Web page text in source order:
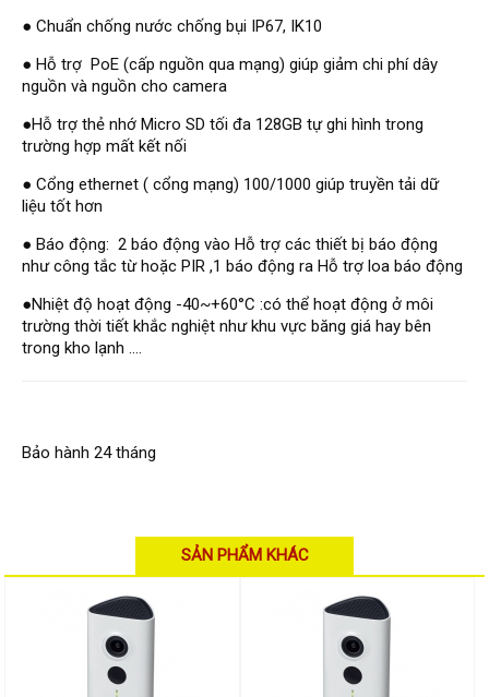
● Chuẩn chống nước chống bụi IP67, IK10
● Hỗ trợ PoE (cấp nguồn qua mạng) giúp giảm chi phí dây
nguồn và nguồn cho camera
●Hỗ trợ thẻ nhớ Micro SD tối đa 128GB tự ghi hình trong
trường hợp mất kết nối
● Cổng ethernet ( cổng mạng) 100/1000 giúp truyền tải dữ
liệu tốt hơn
● Báo động: 2 báo động vào Hỗ trợ các thiết bị báo động
như công tắc từ hoặc PIR ,1 báo động ra Hỗ trợ loa báo động
●Nhiệt độ hoạt động -40~+60°C :có thể hoạt động ở môi
trường thời tiết khắc nghiệt như khu vực băng giá hay bên
trong kho lạnh ....
Bảo hành 24 tháng
SẢN PHẨM KHÁC